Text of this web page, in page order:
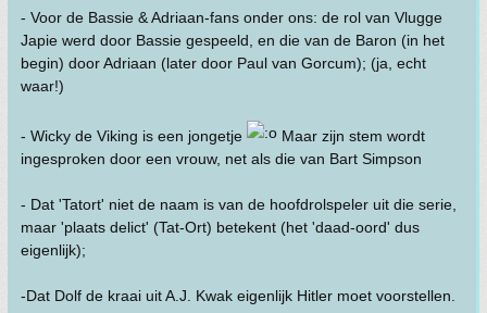
- Voor de Bassie & Adriaan-fans onder ons: de rol van Vlugge
Japie werd door Bassie gespeeld, en die van de Baron (in het
begin) door Adriaan (later door Paul van Gorcum); (ja, echt
waar!)
- Wicky de Viking is een jongetje
Maar zijn stem wordt
ingesproken door een vrouw, net als die van Bart Simpson
- Dat 'Tatort' niet de naam is van de hoofdrolspeler uit die serie,
maar 'plaats delict' (Tat-Ort) betekent (het 'daad-oord' dus
eigenlijk);
-Dat Dolf de kraai uit A.J. Kwak eigenlijk Hitler moet voorstellen.